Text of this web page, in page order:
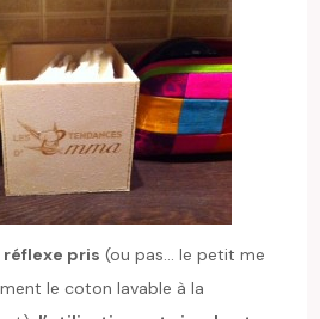
réflexe pris (ou pas… le petit me
le coton lavable à la